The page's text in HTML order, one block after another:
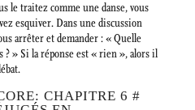
le traitez comme une danse, vous
esquiver. Dans une discussion
arrêter et demander : « Quelle
? » Si la réponse est « rien », alors il
CHAPITRE 6 #